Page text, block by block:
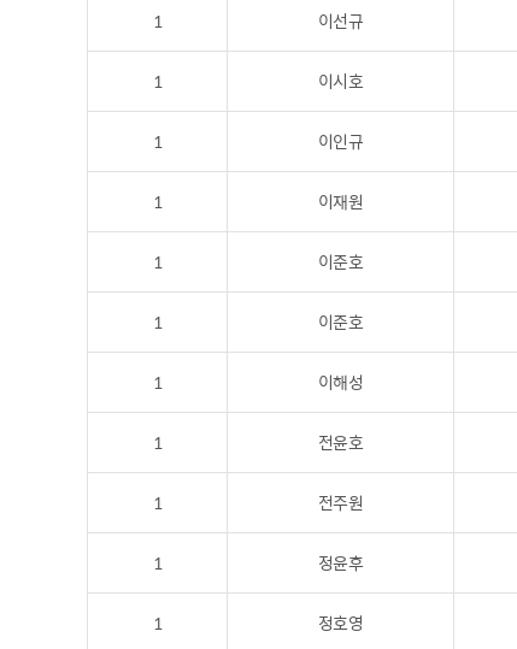
1 이선규
1 이시호
1 이인규
1 이재원
1 이준호
1 이준호
1 이해성
1 전윤호
1 전주원
1 정윤후
1 정호영